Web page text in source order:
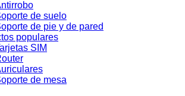
de suelo
de pie y de pared
populares
SIM
de mesa